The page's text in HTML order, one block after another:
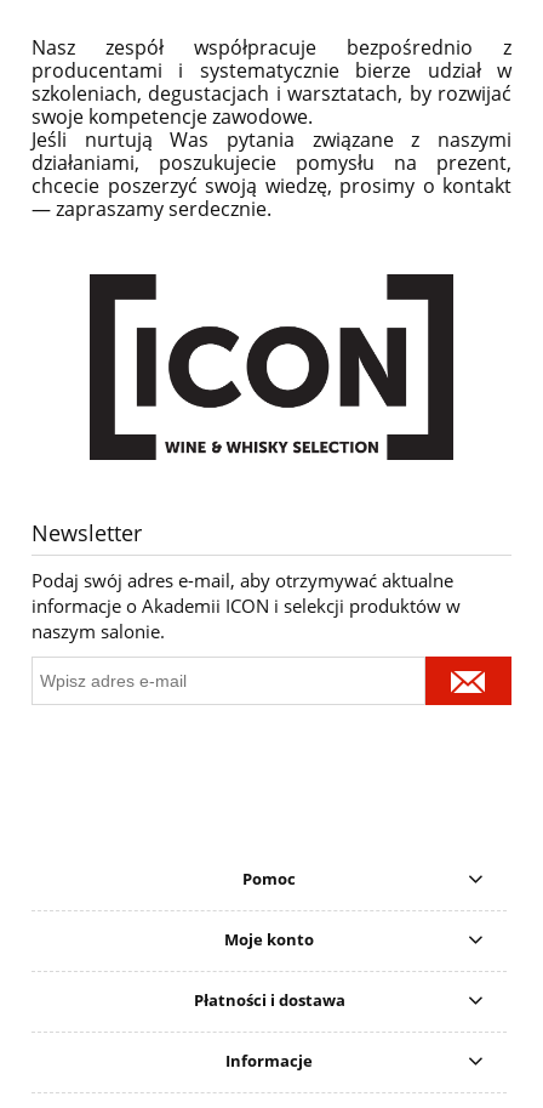
Nasz zespół współpracuje bezpośrednio z
producentami i systematycznie bierze udział w
szkoleniach, degustacjach i warsztatach, by rozwijać
swoje kompetencje zawodowe.
Jeśli nurtują Was pytania związane z naszymi
działaniami, poszukujecie pomysłu na prezent,
chcecie poszerzyć swoją wiedzę, prosimy o kontakt
— zapraszamy serdecznie.
Newsletter
Podaj swój adres e-mail, aby otrzymywać aktualne
informacje o Akademii ICON i selekcji produktów w
naszym salonie.
Pomoc
Moje konto
Płatności i dostawa
Informacje